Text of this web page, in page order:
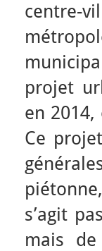
centre-
projet
en 2014,
Ce
s’agit
mais